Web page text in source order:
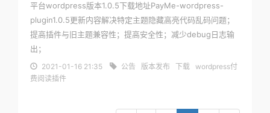
平台wordpress版本1.0.5下载地址PayMe-wordpress-
plugin1.0.5更新内容解决特定主题隐藏高亮代码乱码问题；
提高插件与旧主题兼容性；提高安全性；减少debug日志输
出；
2021-01-16 21:35 公告 版本发布 下载
wordpress付
费阅读插件